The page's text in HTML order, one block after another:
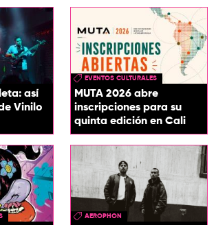
así
Vinilo
EVENTOS CULTURALES
MUTA 2026 abre
inscripciones para su
quinta edición en Cali
AEROPHON